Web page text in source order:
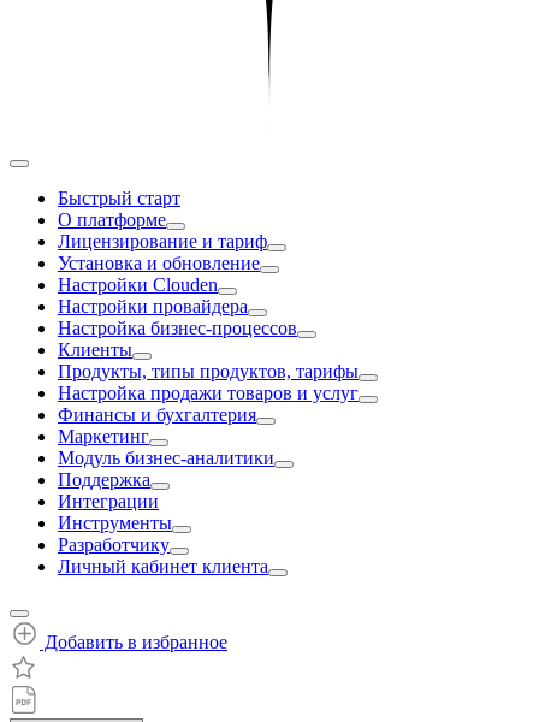
Быстрый старт
О платформе
Лицензирование и тариф
Установка и обновление
Настройки Clouden
Настройки провайдера
Настройка бизнес-процессов
Клиенты
Продукты, типы продуктов, тарифы
Настройка продажи товаров и услуг
Финансы и бухгалтерия
Маркетинг
Модуль бизнес-аналитики
Поддержка
Интеграции
Инструменты
Разработчику
Личный кабинет клиента
Добавить в избранное